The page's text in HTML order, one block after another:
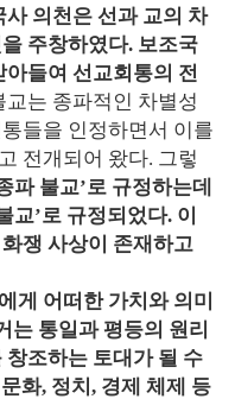
사 의천은 선과 교의 차
주창하였다. 보조국
들여 선교회통의 전
교는 종파적인 차별성
들을 인정하면서 이를
전개되어 왔다. 그렇
파 불교’로 규정하는데
교’로 규정되었다. 이
쟁 사상이 존재하고
게 어떠한 가치와 의미
는 통일과 평등의 원리
조하는 토대가 될 수
화, 정치, 경제 체제 등